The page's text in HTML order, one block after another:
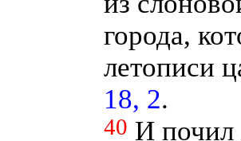
города,
летописи
18, 2.
40 И почил